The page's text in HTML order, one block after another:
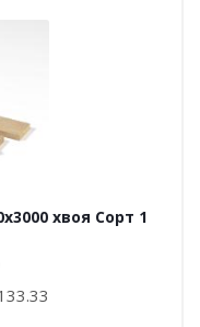
хвоя Сорт 1